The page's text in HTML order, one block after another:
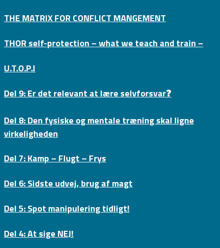
THE MATRIX FOR CONFLICT MANGEMENT
THOR self-protection – what we teach and train –
U.T.O.P.I
Del 9: Er det relevant at lære selvforsvar❓
Del 8: Den fysiske og mentale træning skal ligne
virkeligheden
Del 7: Kamp – Flugt – Frys
Del 6: Sidste udvej, brug af magt
Del 5: Spot manipulering tidligt!
Del 4: At sige NEJ!